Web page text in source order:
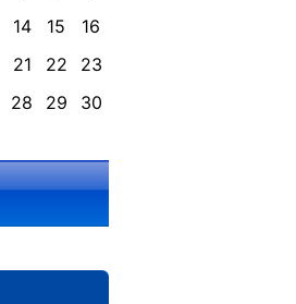
14 15
16
21 22
23
28 29
30